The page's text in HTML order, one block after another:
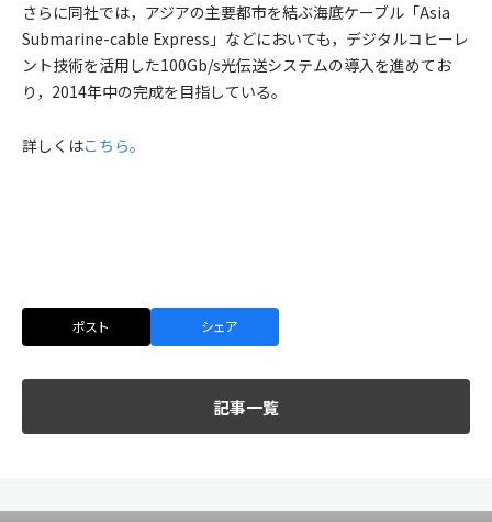
さらに同社では，アジアの主要都市を結ぶ海底ケーブル「Asia
Submarine-cable Express」などにおいても，デジタルコヒーレ
ント技術を活用した100Gb/s光伝送システムの導入を進めてお
り，2014年中の完成を目指している。
詳しくはこちら。
ポスト シェア
記事一覧